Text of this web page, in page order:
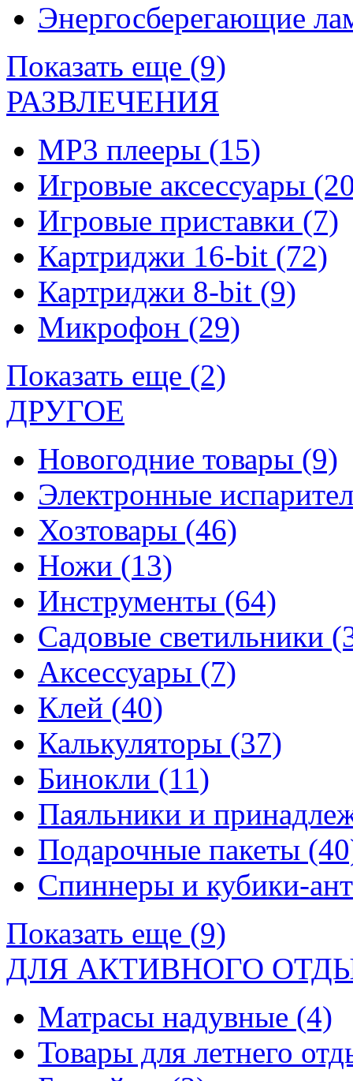
Энергосберегающие
Показать еще (9)
РАЗВЛЕЧЕНИЯ
MP3 плееры (15)
Игровые аксессуары
Игровые приставки (7)
Картриджи 16-bit (72)
Картриджи 8-bit (9)
Микрофон (29)
Показать еще (2)
ДРУГОЕ
Новогодние товары (9)
Электронные
Хозтовары (46)
Ножи (13)
Инструменты (64)
Садовые светильники
Аксессуары (7)
Клей (40)
Калькуляторы (37)
Бинокли (11)
Паяльники и
Подарочные пакеты
Спиннеры и кубики-
Показать еще (9)
ДЛЯ АКТИВНОГО
Матрасы надувные (4)
Товары для летнего